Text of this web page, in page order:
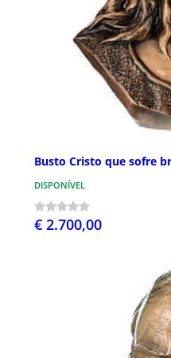
Busto Cristo que sofre
DISPONÍVEL
€ 2.700,00